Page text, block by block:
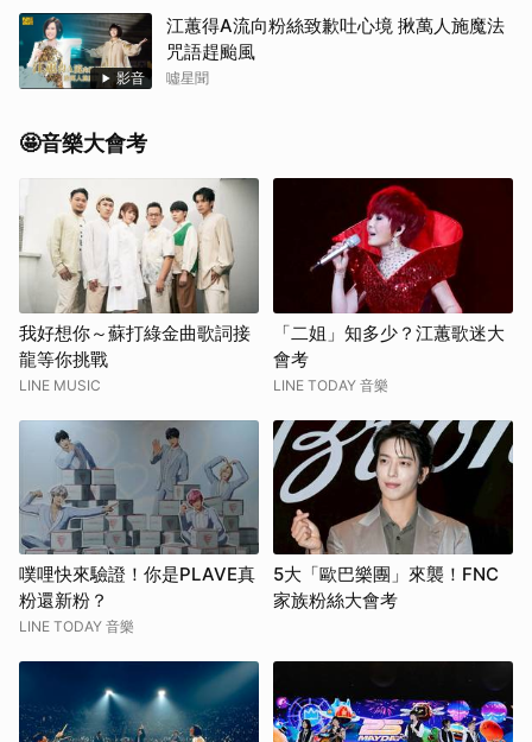
影音
江蕙得A流向粉絲致歉吐心境 揪萬人施魔法
咒語趕颱風
噓星聞
🤩音樂大會考
我好想你～蘇打綠金曲歌詞接
龍等你挑戰
LINE MUSIC
「二姐」知多少？江蕙歌迷大
會考
LINE TODAY 音樂
噗哩快來驗證！你是PLAVE真
粉還新粉？
LINE TODAY 音樂
5大「歐巴樂團」來襲！FNC
家族粉絲大會考